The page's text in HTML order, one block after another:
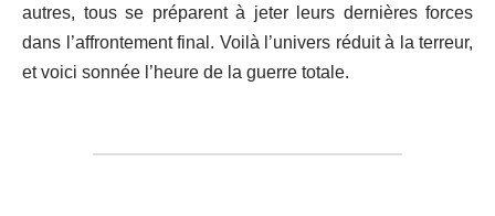
autres, tous se préparent à jeter leurs dernières forces
dans l’affrontement final. Voilà l’univers réduit à la terreur,
et voici sonnée l’heure de la guerre totale.